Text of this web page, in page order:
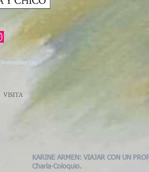
Webmaster Login
VISITA
KARINE ARMEN: VIAJAR CON UN
Charla-Coloquio.